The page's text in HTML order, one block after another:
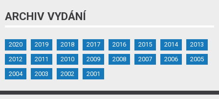
ARCHIV VYDÁNÍ
2020 2019 2018 2017 2016 2015 2014
2013
2012
2011 2010 2009 2008 2007 2006
2005
2004
2003 2002 2001